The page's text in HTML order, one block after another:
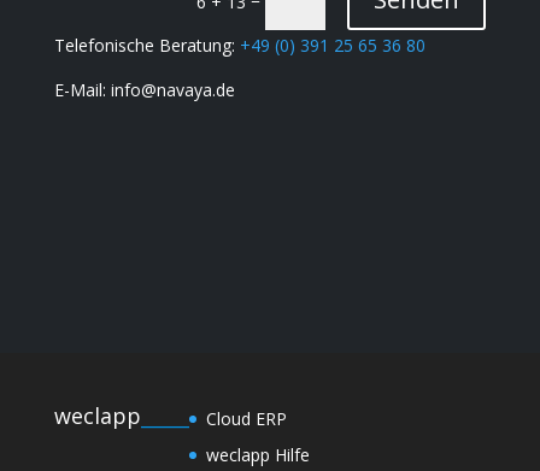
Telefonische Beratung: +49 (0) 391 25 65 36 80
E-Mail: info@navaya.de
weclapp
Cloud ERP
weclapp Hilfe